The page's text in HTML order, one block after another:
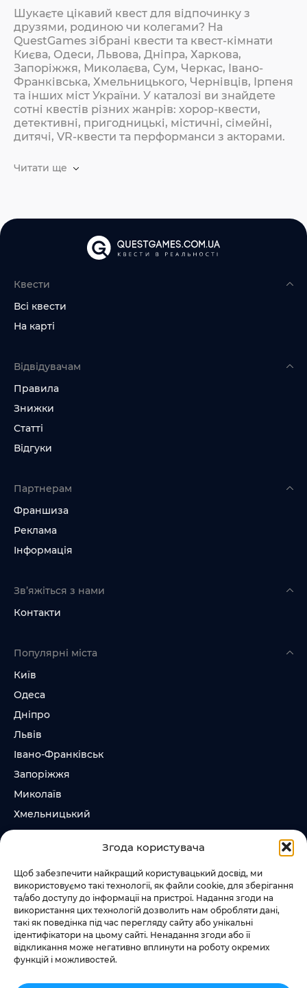
Згода користувача
Щоб забезпечити найкращий користувацький досвід, ми
використовуємо такі технології, як файли cookie, для зберігання
та/або доступу до інформації на пристрої. Надання згоди на
використання цих технологій дозволить нам обробляти дані,
такі як поведінка під час перегляду сайту або унікальні
ідентифікатори на цьому сайті. Ненадання згоди або її
відкликання може негативно вплинути на роботу окремих
функцій і можливостей.
Шукаєте цікавий квест для відпочинку з
друзями, родиною чи колегами? На
QuestGames зібрані квести та квест-кімнати
Києва, Одеси, Львова, Дніпра, Харкова,
Запоріжжя, Миколаєва, Сум, Черкас, Івано-
Франківська, Хмельницького, Чернівців, Ірпеня
та інших міст України. У каталозі ви знайдете
сотні квестів різних жанрів: хорор-квести,
детективні, пригодницькі, містичні, сімейні,
дитячі, VR-квести та перформанси з акторами.
Читати ще
Квести
Всі квести
На карті
Відвідувачам
Правила
Знижки
Статті
Відгуки
Партнерам
Франшиза
Реклама
Інформація
Зв’яжіться з нами
Контакти
Популярні міста
Київ
Одеса
Дніпро
Львів
Івано-Франківськ
Запоріжжя
Миколаїв
Хмельницький
Суми
Слідкувати за нами
+38 073 185 81 11
+38 067 457 86 44